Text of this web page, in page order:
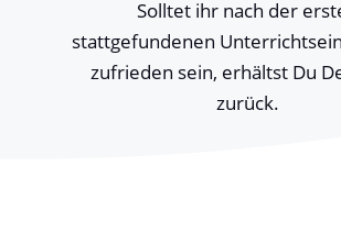
Solltet ihr nach der
stattgefundenen
zufrieden sein, erhältst Du
zurück.